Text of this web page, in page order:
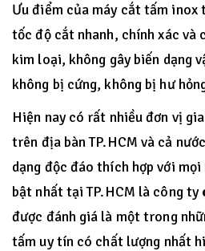
Ưu điểm của máy cắt tấm inox
tốc độ cắt nhanh, chính xác và
kim loại, không gây biến dạng
không bị cứng, không bị hư
Hiện nay có rất nhiều đơn vị
trên địa bàn TP.HCM và cả
dạng độc đáo thích hợp với
bật nhất tại TP.HCM là công ty
được đánh giá là một trong
tấm uy tín có chất lượng nhất